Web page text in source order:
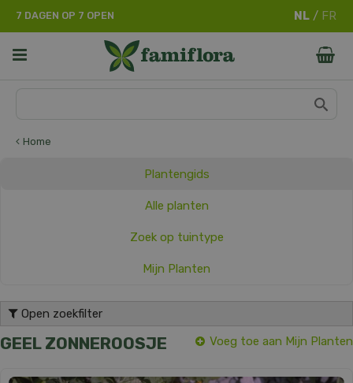
Home
7 DAGEN OP 7 OPEN
Plantengids
Alle planten
Zoek op tuintype
Mijn Planten
Open zoekfilter
GEEL ZONNEROOSJE Voeg toe aan Mijn Planten